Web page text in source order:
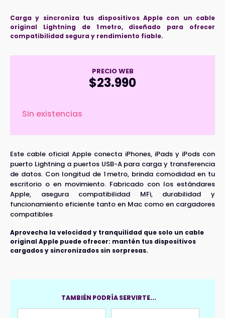
Carga y sincroniza tus dispositivos Apple con un cable
original Lightning de 1 metro, diseñado para ofrecer
compatibilidad segura y rendimiento fiable.
PRECIO WEB
$23.990
Sin existencias
Este cable oficial Apple conecta iPhones, iPads y iPods con
puerto Lightning a puertos USB-A para carga y transferencia
de datos. Con longitud de 1 metro, brinda comodidad en tu
escritorio o en movimiento. Fabricado con los estándares
Apple, asegura compatibilidad MFi, durabilidad y
funcionamiento eficiente tanto en Mac como en cargadores
compatibles
Aprovecha la velocidad y tranquilidad que solo un cable
original Apple puede ofrecer: mantén tus dispositivos
cargados y sincronizados sin sorpresas.
TAMBIÉN PODRÍA SERVIRTE...